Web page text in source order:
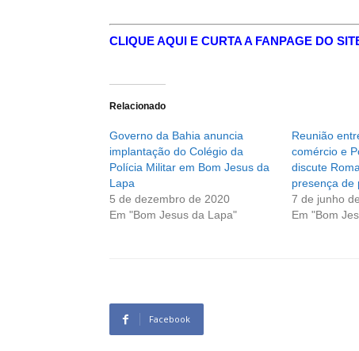
CLIQUE AQUI E CURTA A FANPAGE DO
Relacionado
Governo da Bahia anuncia
implantação do Colégio da
Polícia Militar em Bom Jesus da
Lapa
5 de dezembro de 2020
Em "Bom Jesus da Lapa"
Reunião
comércio e
discute
presença de
7 de junho
Em "Bom
Facebook